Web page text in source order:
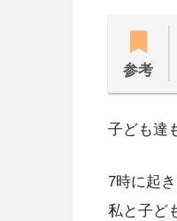
参考
子ども達
7時に起
私と子ど